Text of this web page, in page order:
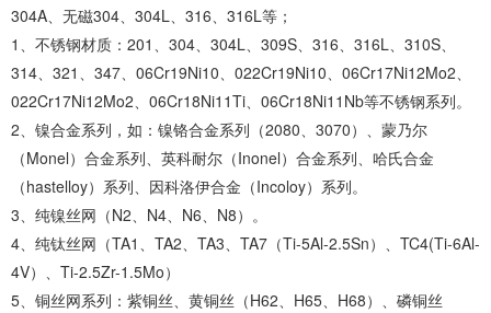
304A、无磁304、304L、316、316L等；
1、不锈钢材质：201、304、304L、309S、316、316L、310S、
314、321、347、06Cr19Ni10、022Cr19Ni10、06Cr17Ni12Mo2、
022Cr17Ni12Mo2、06Cr18Ni11Ti、06Cr18Ni11Nb等不锈钢系列。
2、镍合金系列，如：镍铬合金系列（2080、3070）、蒙乃尔
（Monel）合金系列、英科耐尔（Inonel）合金系列、哈氏合金
（hastelloy）系列、因科洛伊合金（Incoloy）系列。
3、纯镍丝网（N2、N4、N6、N8）。
4、纯钛丝网（TA1、TA2、TA3、TA7（Ti-5Al-2.5Sn）、TC4(Ti-6Al-
4V）、Ti-2.5Zr-1.5Mo）
5、铜丝网系列：紫铜丝、黄铜丝（H62、H65、H68）、磷铜丝